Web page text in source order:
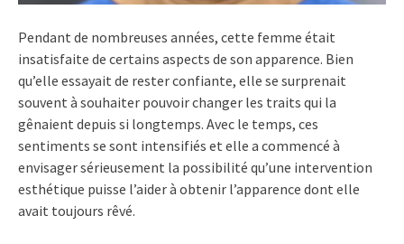
Pendant de nombreuses années, cette femme était
insatisfaite de certains aspects de son apparence. Bien
qu’elle essayait de rester confiante, elle se surprenait
souvent à souhaiter pouvoir changer les traits qui la
gênaient depuis si longtemps. Avec le temps, ces
sentiments se sont intensifiés et elle a commencé à
envisager sérieusement la possibilité qu’une intervention
esthétique puisse l’aider à obtenir l’apparence dont elle
avait toujours rêvé.